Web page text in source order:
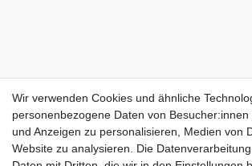
Wir verwenden Cookies und ähnliche
personenbezogene Daten von
und Anzeigen zu personalisieren, Medien
Website zu analysieren. Die